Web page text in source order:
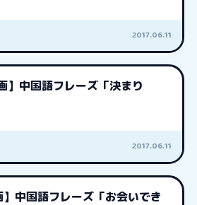
2017.06.11
】中国語フレーズ「決まり
2017.06.11
】中国語フレーズ「お会いでき